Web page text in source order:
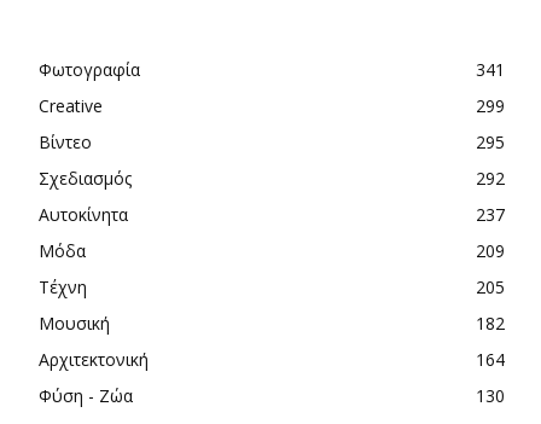
Φωτογραφία
341
Creative
299
Βίντεο
295
Σχεδιασμός
292
Αυτοκίνητα
237
Μόδα
209
Τέχνη
205
Μουσική
182
Αρχιτεκτονική
164
Φύση - Ζώα
130